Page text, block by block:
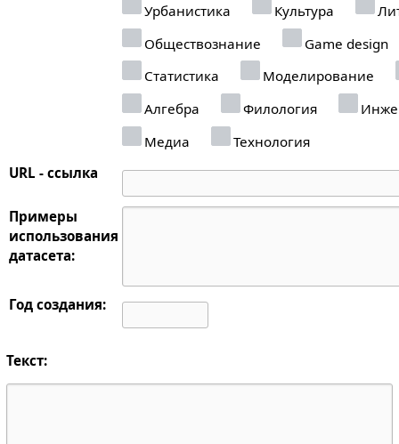
Урбанистика
Культура
Обществознание
Game design
Статистика
Моделирование
Алгебра
Филология
Медиа
Технология
URL - ссылка
Примеры
использования
датасета:
Год создания:
Текст: